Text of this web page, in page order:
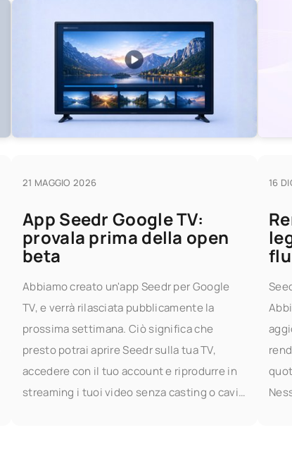
21 MAGGIO 2026
App Seedr Google TV:
provala prima della open
beta
Abbiamo creato un'app Seedr per Google
TV, e verrà rilasciata pubblicamente la
prossima settimana. Ciò significa che
presto potrai aprire Seedr sulla tua TV,
accedere con il tuo account e riprodurre in
streaming i tuoi video senza casting o cavi.
16